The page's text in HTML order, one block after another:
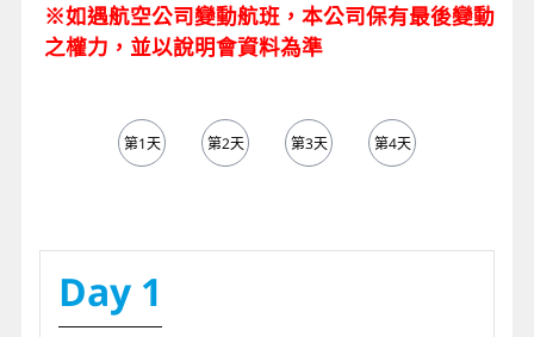
※如遇航空公司變動航班，本公司保有最後變動
之權力，並以說明會資料為準
第1天 第2天 第3天 第4天
Day 1